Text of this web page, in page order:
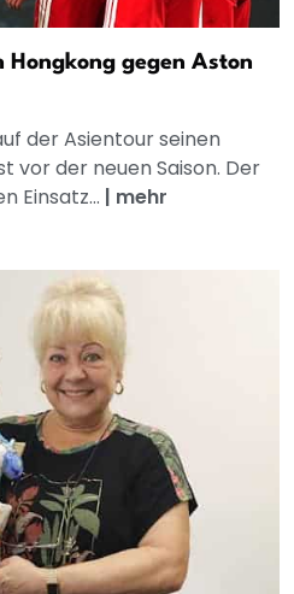
Hongkong gegen Aston
der Asientour seinen
vor der neuen Saison. Der
Einsatz... | mehr